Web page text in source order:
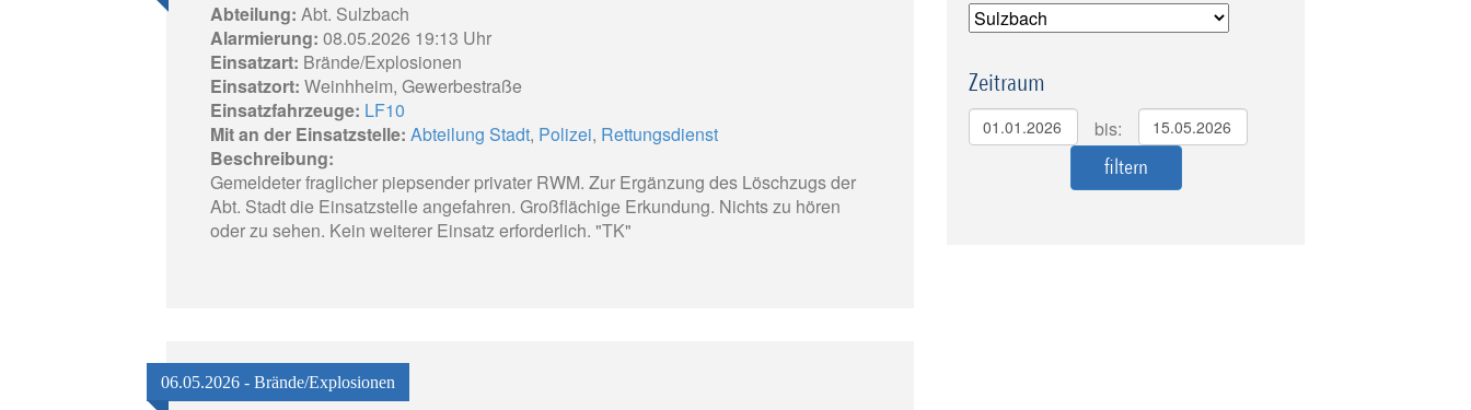
Abteilung: Abt. Sulzbach
Alarmierung: 08.05.2026 19:13 Uhr
Einsatzart: Brände/Explosionen
Einsatzort: Weinhheim, Gewerbestraße
Einsatzfahrzeuge: LF10
Mit an der Einsatzstelle: Abteilung Stadt, Polizei, Rettungsdienst
Beschreibung:
Gemeldeter fraglicher piepsender privater RWM. Zur Ergänzung des Löschzugs der
Abt. Stadt die Einsatzstelle angefahren. Großflächige Erkundung. Nichts zu hören
oder zu sehen. Kein weiterer Einsatz erforderlich. "TK"
06.05.2026 - Brände/Explosionen
Zeitraum
bis: